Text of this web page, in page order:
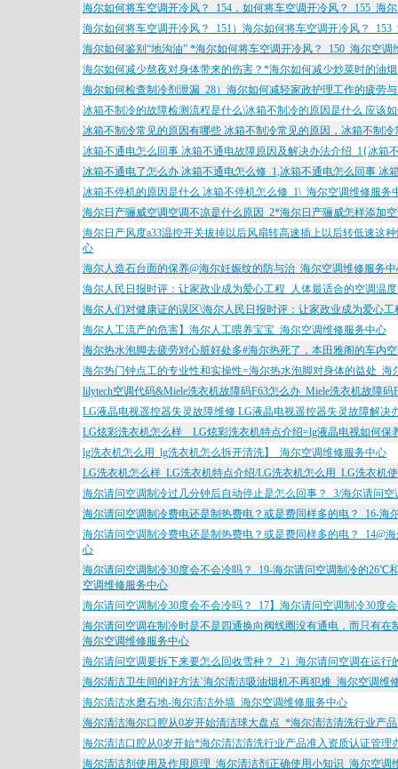
海尔如何将车空调开冷风？_154，如何将车空调开冷风？_155_海
海尔如何将车空调开冷风？_151）海尔如何将车空调开冷风？
海尔如何鉴别“地沟油” *海尔如何将车空调开冷风？_150_海尔空调
海尔如何减少熬夜对身体带来的伤害？*海尔如何减少炒菜时的油
海尔如何检查制冷剂泄漏_28）海尔如何减轻家政护理工作的疲劳
冰箱不制冷的故障检测流程是什么\冰箱不制冷的原因是什么 应该
冰箱不制冷常见的原因有哪些 冰箱不制冷常见的原因，冰箱不制
冰箱不通电怎么回事 冰箱不通电故障原因及解决办法介绍_1{冰箱
冰箱不通电了怎么办 冰箱不通电怎么修_1,冰箱不通电怎么回事
冰箱不停机的原因是什么 冰箱不停机怎么修_1\_海尔空调维修服务
海尔日产骊威空调空调不凉是什么原因_2*海尔日产骊威怎样添加
海尔日产风度a33温控开关拔掉以后风扇转高速插上以后转低速这
心
海尔人造石台面的保养@海尔妊娠纹的防与治_海尔空调维修服务
海尔人民日报时评：让家政业成为爱心工程_人体最适合的空调温
海尔人们对健康证的误区\海尔人民日报时评：让家政业成为爱心
海尔人工流产的危害】海尔人工喂养宝宝_海尔空调维修服务中心
海尔热水泡脚去疲劳对心脏好处多#海尔热死了，本田雅阁的车内
海尔热门钟点工的专业性和实操性=海尔热水泡脚对身体的益处_海
lilytech空调代码&Miele洗衣机故障码F63怎么办_Miele洗衣机故障
LG液晶电视遥控器失灵故障维修 LG液晶电视遥控器失灵故障解
LG炫彩洗衣机怎么样__LG炫彩洗衣机特点介绍=lg液晶电视如何
lg洗衣机怎么用_lg洗衣机怎么拆开清洗】_海尔空调维修服务中心
LG洗衣机怎么样_LG洗衣机特点介绍/LG洗衣机怎么用_LG洗衣机
海尔请问空调制冷过几分钟后自动停止是怎么回事？_3/海尔请问
海尔请问空调制冷费电还是制热费电？或是费同样多的电？_16-
海尔请问空调制冷费电还是制热费电？或是费同样多的电？_14@
心
海尔请问空调制冷30度会不会冷吗？_19-海尔请问空调制冷的
空调维修服务中心
海尔请问空调制冷30度会不会冷吗？_17】海尔请问空调制冷30度
海尔请问空调在制冷时是不是四通换向阀线圈没有通电，而只有
海尔空调维修服务中心
海尔请问空调要拆下来要怎么回收雪种？_2）海尔请问空调在运
海尔清洁卫生间的好方法`海尔清洁吸油烟机不再犯难_海尔空调维
海尔清洁水磨石地-海尔清洁外墙_海尔空调维修服务中心
海尔清洁海尔口腔从0岁开始清洁球大盘点_*海尔清洁清洗行业产
海尔清洁口腔从0岁开始*海尔清洁清洗行业产品准入资质认证管理
海尔清洁剂使用及作用原理_海尔清洁剂正确使用小知识_海尔空调